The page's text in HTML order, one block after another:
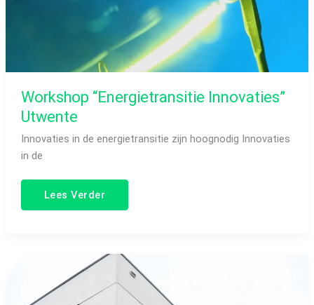
Workshop “Energietransitie Innovaties”
Utwente
Innovaties in de energietransitie zijn hoognodig Innovaties
in de
Lees Verder
duurzaam
onderkomen
voor
Eaton